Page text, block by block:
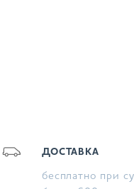
ДОСТАВКА
бесплатно при